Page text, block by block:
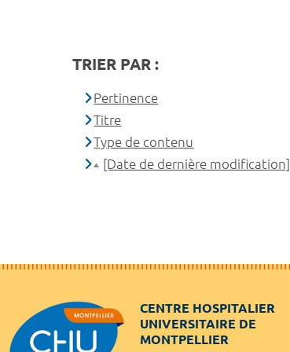
TRIER PAR :
Pertinence
Titre
Type de contenu
[Date de dernière modification]
CENTRE HOSPITALIER
UNIVERSITAIRE DE
MONTPELLIER